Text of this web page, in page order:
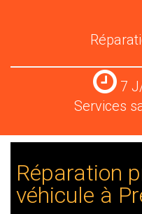
7
Services
Réparation
véhicule à